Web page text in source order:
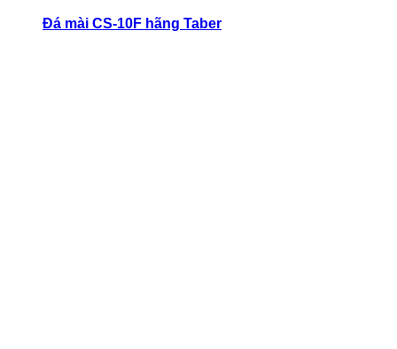
Đá mài CS-10F hãng Taber